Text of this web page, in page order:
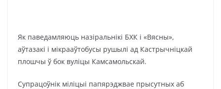
Як паведамляюць назіральнікі БХК і «Вясны»,
аўтазакі і мікрааўтобусы рушылі ад Кастрычніцкай
плошчы ў бок вуліцы Камсамольскай.
Супрацоўнік міліцыі папярэджвае прысутных аб